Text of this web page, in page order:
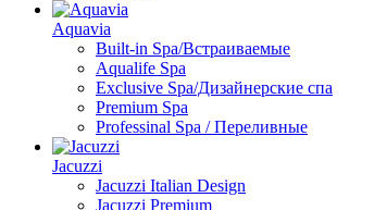
Aquavia
Built-in Spa/Встраиваемые
Aqualife Spa
Exclusive Spa/Дизайнерские спа
Premium Spa
Professinal Spa / Переливные
Jacuzzi
Jacuzzi Italian Design
Jacuzzi Premium